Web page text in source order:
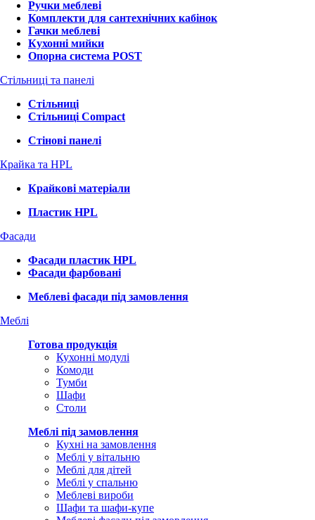
Ручки меблеві
Комплекти для сантехнічних кабінок
Гачки меблеві
Кухонні мийки
Опорна система POST
Стільниці та панелі
Стільниці
Стільниці Compact
Стінові панелі
Крайка та HPL
Крайкові матеріали
Пластик HPL
Фасади
Фасади пластик HPL
Фасади фарбовані
Меблеві фасади під замовлення
Меблі
Готова продукція
Кухонні модулі
Комоди
Тумби
Шафи
Столи
Меблі під замовлення
Кухні на замовлення
Меблі у вітальню
Меблі для дітей
Меблі у спальню
Меблеві вироби
Шафи та шафи-купе